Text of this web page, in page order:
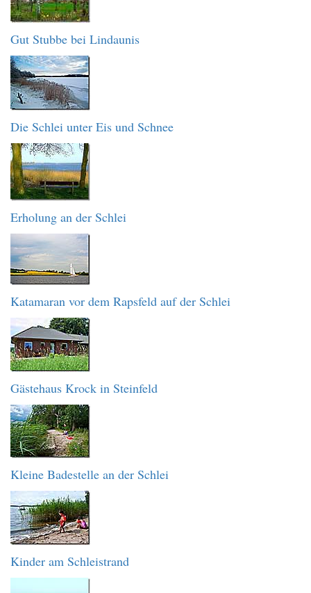
Gut Stubbe bei Lindaunis
Die Schlei unter Eis und Schnee
Erholung an der Schlei
Katamaran vor dem Rapsfeld auf der Schlei
Gästehaus Krock in Steinfeld
Kleine Badestelle an der Schlei
Kinder am Schleistrand